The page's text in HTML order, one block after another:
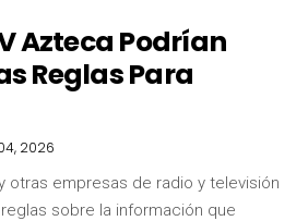
Azteca Podrían
Reglas Para
2026
otras empresas de radio y televisión
sobre la información que